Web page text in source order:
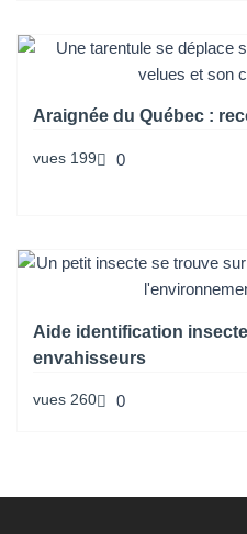
Araignée du Québec :
vues 199 0
Aide identification
envahisseurs
vues 260 0